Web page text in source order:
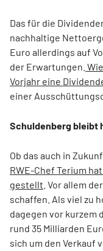
Das für die
nachhaltige
Euro allerdings auf
der Erwartungen.
Vorjahr eine
einer
Schuldenberg bleibt
Ob das auch in
RWE-Chef Terium
gestellt . Vor allem
schaffen. Als viel zu
dagegen vor kurzem
rund 35 Milliarden
sich um den Verkauf